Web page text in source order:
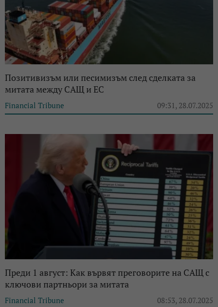
Позитивизъм или песимизъм след сделката за
митата между САЩ и ЕС
Financial Tribune 09:31, 28.07.2025
Преди 1 август: Как вървят преговорите на САЩ с
ключови партньори за митата
Financial Tribune 08:53, 28.07.2025